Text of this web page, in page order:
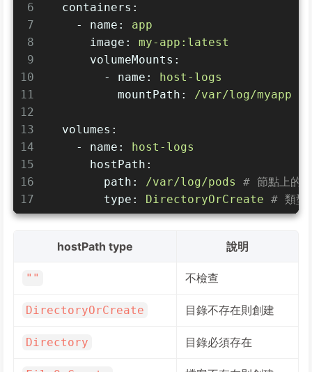
6
7
8
9
10
11
12
13
14
15
16
17
containers:
-
name:
app
image:
my-app:latest
volumeMounts:
-
name:
host-logs
mountPath:
/var/log/myapp
volumes:
-
name:
host-logs
hostPath:
path:
/var/log/pods
# 節點上的
type:
DirectoryOrCreate # 類型
hostPath type 說明
"" 不檢查
DirectoryOrCreate 目錄不存在則創建
Directory 目錄必須存在